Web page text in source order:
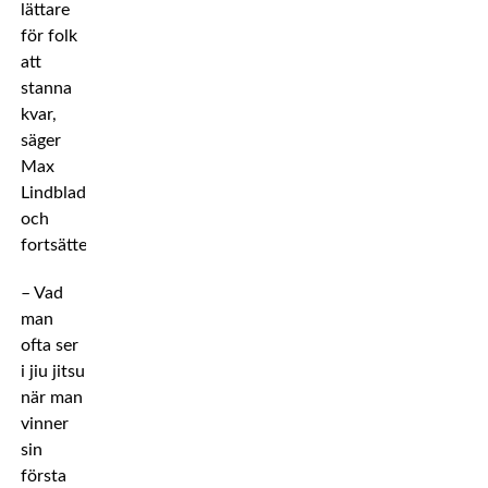
lättare
för folk
att
stanna
kvar,
säger
Max
Lindblad
och
fortsätter:
– Vad
man
ofta ser
i jiu jitsu
när man
vinner
sin
första